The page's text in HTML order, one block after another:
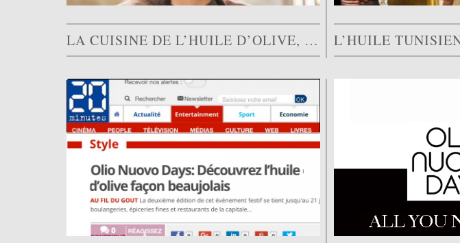
LA CUISINE DE L’HUILE D’OLIVE, OU COMMENT LES TEXTURES…